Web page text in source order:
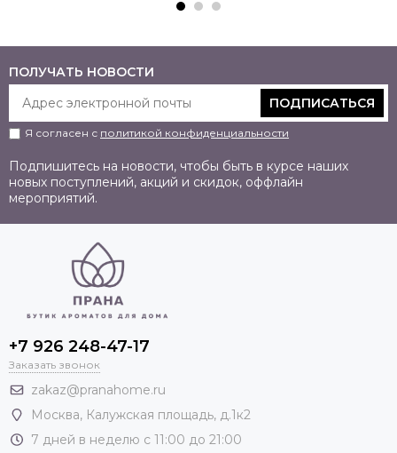
ПОЛУЧАТЬ НОВОСТИ
ПОДПИСАТЬСЯ
Я согласен с политикой конфиденциальности
Подпишитесь на новости, чтобы быть в курсе наших
новых поступлений, акций и скидок, оффлайн
мероприятий.
+7 926 248-47-17
Заказать звонок
zakaz@pranahome.ru
Москва, Калужская площадь, д.1к2
7 дней в неделю с 11:00 до 21:00